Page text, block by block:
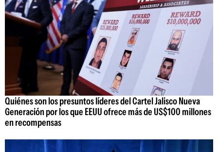
Quiénes son los presuntos líderes del Cartel Jalisco Nueva
Generación por los que EEUU ofrece más de US$100 millones
en recompensas